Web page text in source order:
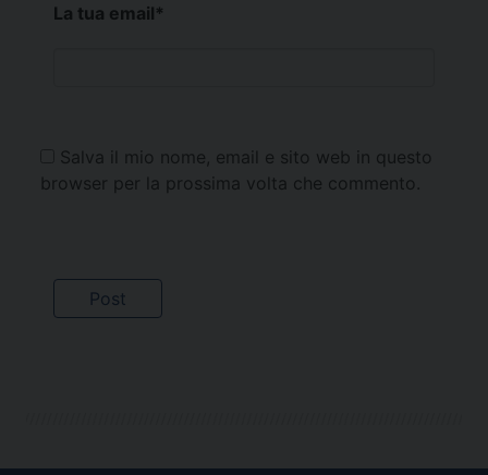
La tua email*
Salva il mio nome, email e sito web in questo
browser per la prossima volta che commento.